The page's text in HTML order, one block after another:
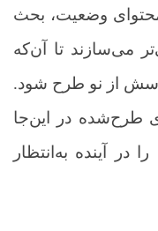
وضعیت، بحث
می‌سازند تا آن‌که
از نو طرح شود.
طرح‌شده در این‌جا
آینده به‌انتظار